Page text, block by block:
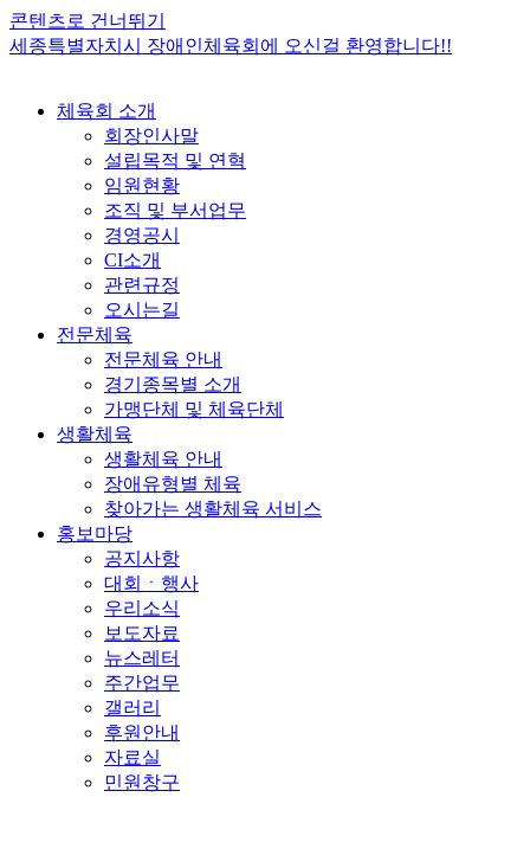
콘텐츠로 건너뛰기
세종특별자치시 장애인체육회에 오신걸 환영합니다!!
체육회 소개
회장인사말
설립목적 및 연혁
임원현황
조직 및 부서업무
경영공시
CI소개
관련규정
오시는길
전문체육
전문체육 안내
경기종목별 소개
가맹단체 및 체육단체
생활체육
생활체육 안내
장애유형별 체육
찾아가는 생활체육 서비스
홍보마당
공지사항
대회ㆍ행사
우리소식
보도자료
뉴스레터
주간업무
갤러리
후원안내
자료실
민원창구